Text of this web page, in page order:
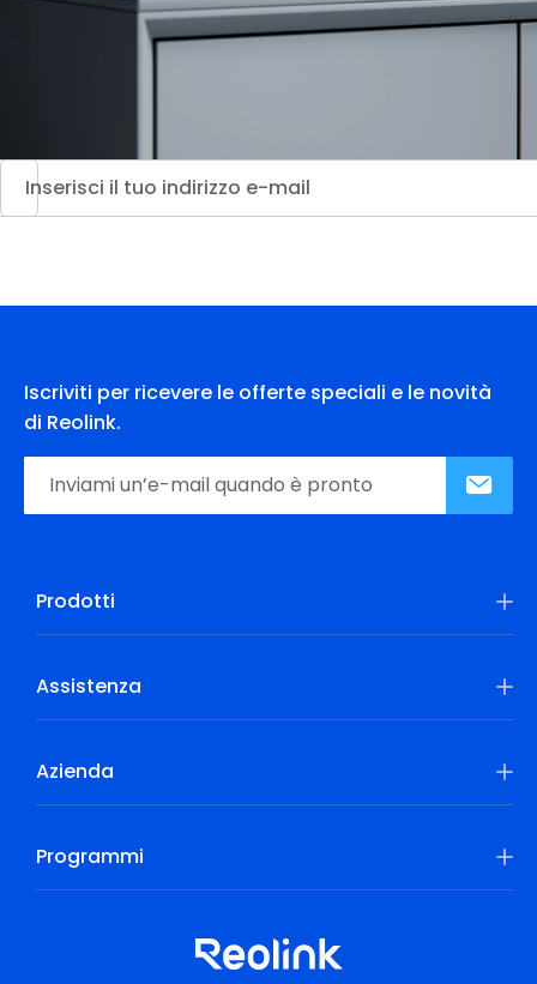
Iscriviti per ricevere le offerte speciali e le novità
di Reolink.
Prodotti
Assistenza
Azienda
Programmi